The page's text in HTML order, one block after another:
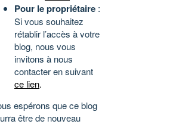
Pour le propriétaire :
Si vous souhaitez
rétablir l’accès à votre
blog, nous vous
invitons à nous
contacter en suivant
ce lien.
espérons que ce blog
être de nouveau